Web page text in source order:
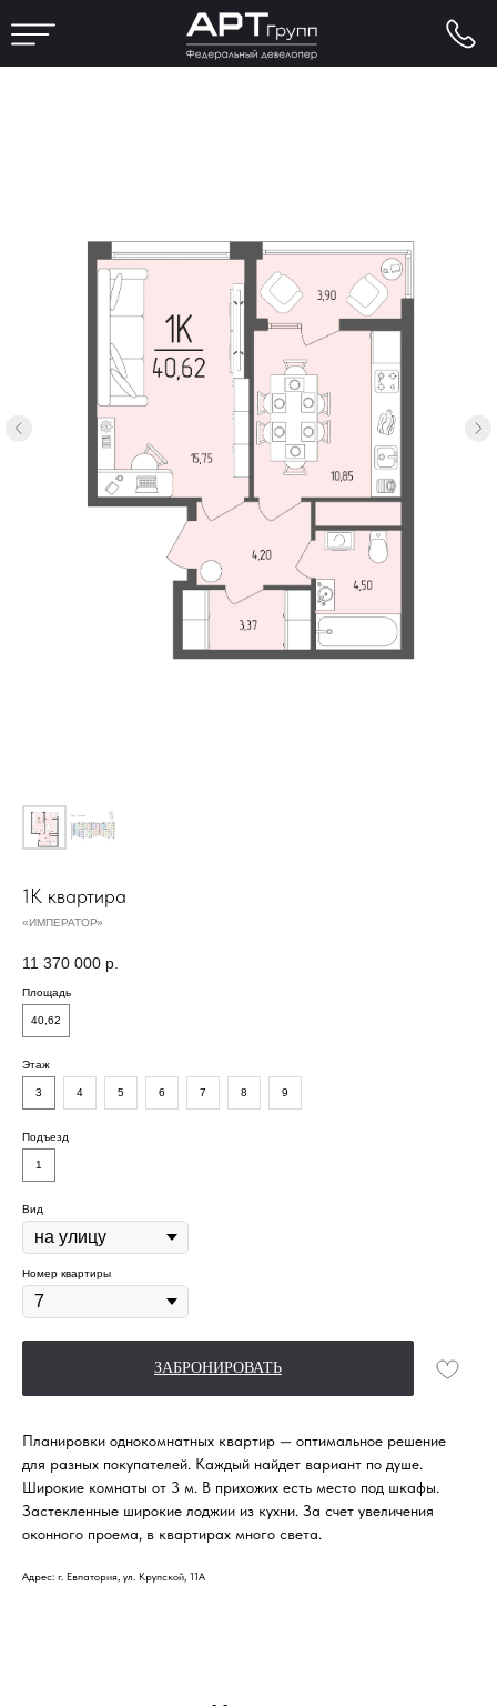
1К квартира
«ИМПЕРАТОР»
11 370 000 р.
Площадь
40,62
Этаж
3 4 5 6 7 8 9
Подъезд
1
Вид
Номер квартиры
ЗАБРОНИРОВАТЬ
Планировки однокомнатных квартир — оптимальное решение
для разных покупателей. Каждый найдет вариант по душе.
Широкие комнаты от 3 м. В прихожих есть место под шкафы.
Застекленные широкие лоджии из кухни. За счет увеличения
оконного проема, в квартирах много света.
Адрес: г. Евпатория, ул. Крупской, 11А
Ипотечный калькулятор
Расчёт условий не является публичной офертой.
Финальные условия кредитования
определяются при заключении договора.